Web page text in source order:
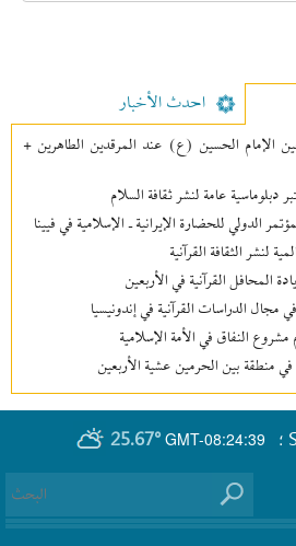
احدث الأخبار
الإمام الحسين (ع) عند المرقدين الطاهرين +
دبلوماسية عامة لنشر ثقافة السلام
الدولي للحضارة الإيرانية ـ الإسلامية في فيينا
لنشر الثقافة القرآنية
المحافل القرآنية في الأربعين
الدراسات القرآنية في إندونيسيا
مشروع النفاق في الأمة الإسلامية
منطقة بين‌ الحرمین عشية الأربعين
GMT-08:24:39
25.67° ؛